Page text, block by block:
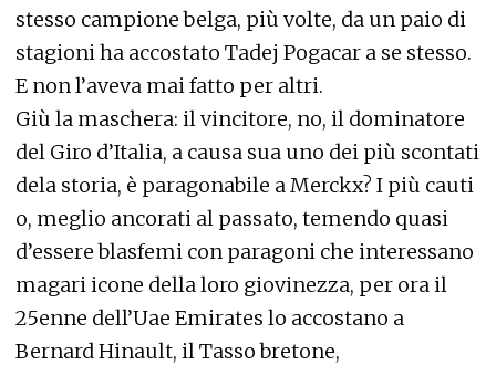
stesso campione belga, più volte, da un paio di
stagioni ha accostato Tadej Pogacar a se stesso.
E non l’aveva mai fatto per altri.
Giù la maschera: il vincitore, no, il dominatore
del Giro d’Italia, a causa sua uno dei più scontati
dela storia, è paragonabile a Merckx? I più cauti
o, meglio ancorati al passato, temendo quasi
d’essere blasfemi con paragoni che interessano
magari icone della loro giovinezza, per ora il
25enne dell’Uae Emirates lo accostano a
Bernard Hinault, il Tasso bretone,